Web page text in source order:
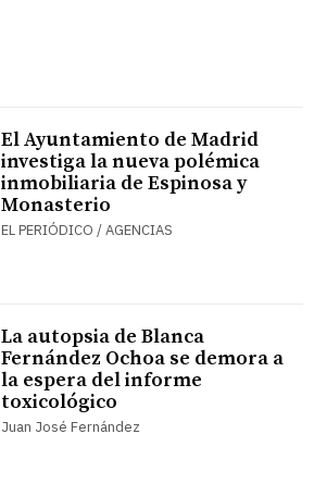
El Ayuntamiento de Madrid
investiga la nueva polémica
inmobiliaria de Espinosa y
Monasterio
EL PERIÓDICO / AGENCIAS
La autopsia de Blanca
Fernández Ochoa se demora a
la espera del informe
toxicológico
Juan José Fernández